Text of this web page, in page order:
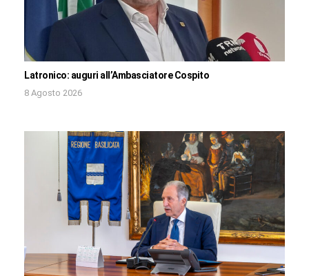
Latronico: auguri all’Ambasciatore Cospito
8 Agosto 2026